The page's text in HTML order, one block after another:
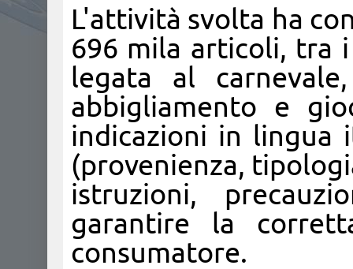
L'attività svolta ha
696 mila articoli, tra
legata al
abbigliamento e
indicazioni in lingua
(provenienza,
istruzioni,
garantire la
consumatore.